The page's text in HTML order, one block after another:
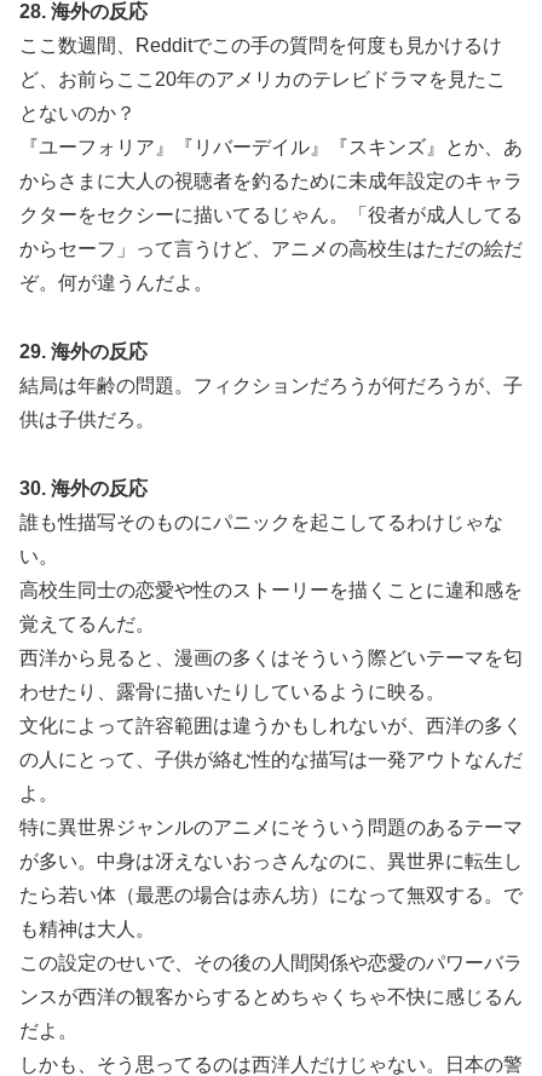
28. 海外の反応
ここ数週間、Redditでこの手の質問を何度も見かけるけ
ど、お前らここ20年のアメリカのテレビドラマを見たこ
とないのか？
『ユーフォリア』『リバーデイル』『スキンズ』とか、あ
からさまに大人の視聴者を釣るために未成年設定のキャラ
クターをセクシーに描いてるじゃん。「役者が成人してる
からセーフ」って言うけど、アニメの高校生はただの絵だ
ぞ。何が違うんだよ。
29. 海外の反応
結局は年齢の問題。フィクションだろうが何だろうが、子
供は子供だろ。
30. 海外の反応
誰も性描写そのものにパニックを起こしてるわけじゃな
い。
高校生同士の恋愛や性のストーリーを描くことに違和感を
覚えてるんだ。
西洋から見ると、漫画の多くはそういう際どいテーマを匂
わせたり、露骨に描いたりしているように映る。
文化によって許容範囲は違うかもしれないが、西洋の多く
の人にとって、子供が絡む性的な描写は一発アウトなんだ
よ。
特に異世界ジャンルのアニメにそういう問題のあるテーマ
が多い。中身は冴えないおっさんなのに、異世界に転生し
たら若い体（最悪の場合は赤ん坊）になって無双する。で
も精神は大人。
この設定のせいで、その後の人間関係や恋愛のパワーバラ
ンスが西洋の観客からするとめちゃくちゃ不快に感じるん
だよ。
しかも、そう思ってるのは西洋人だけじゃない。日本の警